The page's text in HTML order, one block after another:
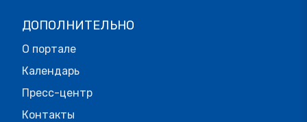
ДОПОЛНИТЕЛЬНО
О портале
Календарь
Пресс-центр
Контакты